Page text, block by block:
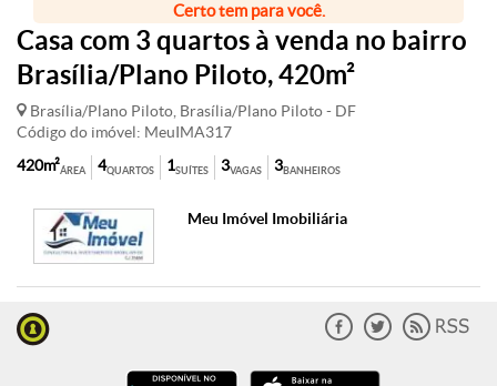
Certo tem para você.
Casa com 3 quartos à venda no bairro
Brasília/Plano Piloto, 420m²
Brasília/Plano Piloto, Brasília/Plano Piloto - DF
Código do imóvel: MeuIMA317
ÁREA
420m² QUARTOS
4 SUÍTES
1 VAGAS
3 BANHEIROS
3
Meu Imóvel Imobiliária